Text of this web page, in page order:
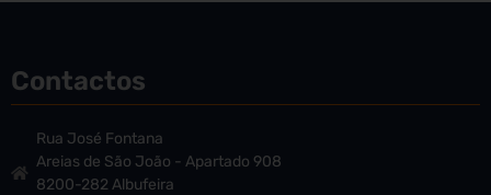
Contactos
Rua José Fontana
Areias de São João - Apartado 908
8200-282 Albufeira